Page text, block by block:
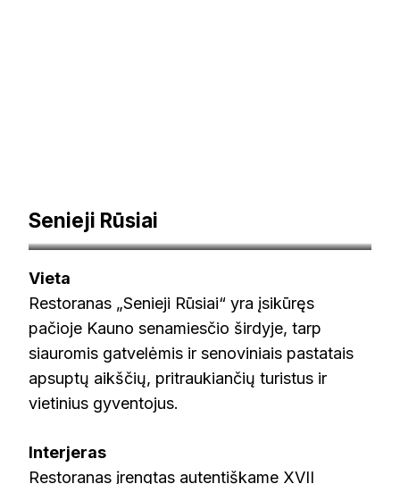
Senieji Rūsiai
lankykis.lt
Vieta
Restoranas „Senieji Rūsiai“ yra įsikūręs
pačioje Kauno senamiesčio širdyje, tarp
siauromis gatvelėmis ir senoviniais pastatais
apsuptų aikščių, pritraukiančių turistus ir
vietinius gyventojus.
Interjeras
Restoranas įrengtas autentiškame XVII